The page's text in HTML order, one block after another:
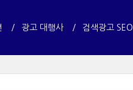
광고 대행사 검색광고 SEO